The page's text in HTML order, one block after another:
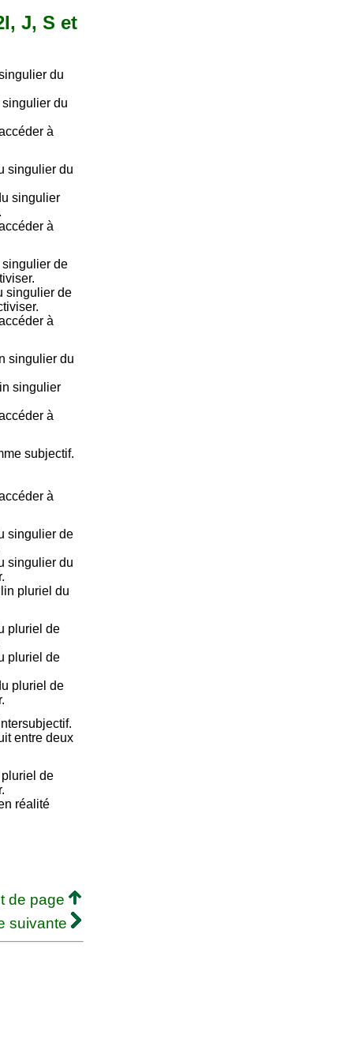
J, S et
du
du
à
singulier du
singulier
à
de
singulier de
à
singulier du
singulier
à
subjectif.
à
singulier de
singulier du
pluriel du
pluriel de
pluriel de
pluriel de
entre deux
de
réalité
de page
suivante